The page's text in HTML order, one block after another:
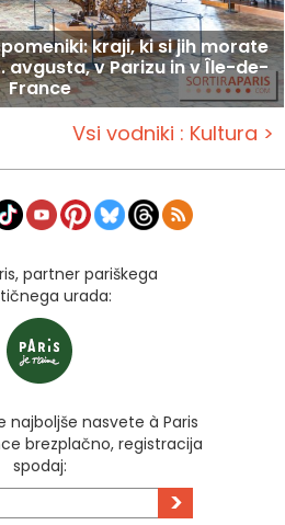
kraji, ki si jih morate
avgusta, v Parizu in v Île-de-
France
Vsi vodniki : Kultura >
partner pariškega
urada:
najboljše nasvete à Paris
brezplačno, registracija
spodaj:
>